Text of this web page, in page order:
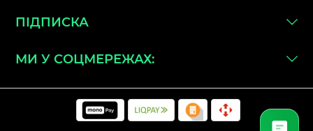
ПІДПИСКА
МИ У СОЦМЕРЕЖАХ: